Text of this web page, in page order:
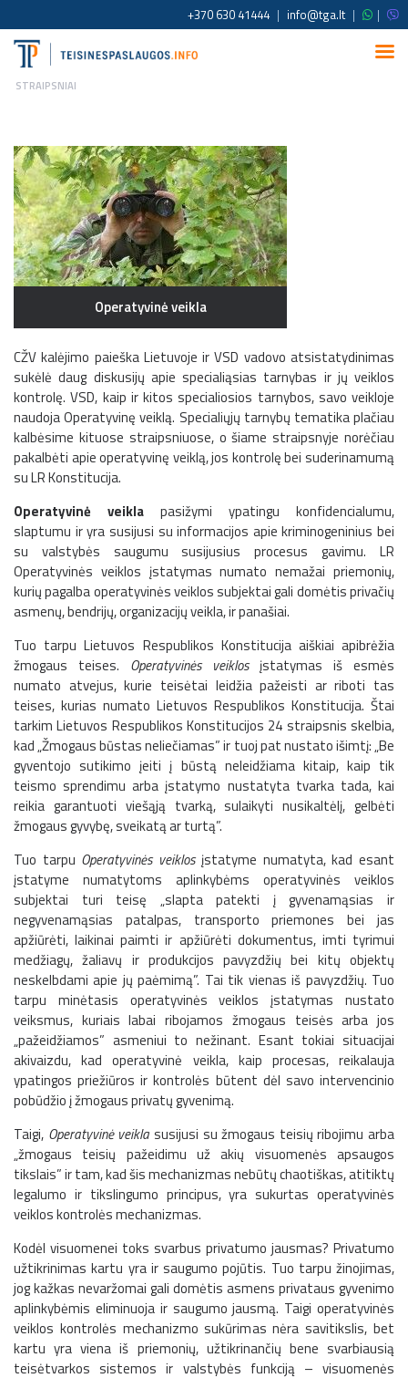
+370 630 41444 | info@tga.lt | |
STRAIPSNIAI
Operatyvinė veikla
CŽV kalėjimo paieška Lietuvoje ir VSD vadovo atsistatydinimas
sukėlė daug diskusijų apie specialiąsias tarnybas ir jų veiklos
kontrolę. VSD, kaip ir kitos specialiosios tarnybos, savo veikloje
naudoja Operatyvinę veiklą. Specialiųjų tarnybų tematika plačiau
kalbėsime kituose straipsniuose, o šiame straipsnyje norėčiau
pakalbėti apie operatyvinę veiklą, jos kontrolę bei suderinamumą
su LR Konstitucija.
Operatyvinė veikla pasižymi ypatingu konfidencialumu,
slaptumu ir yra susijusi su informacijos apie kriminogeninius bei
su valstybės saugumu susijusius procesus gavimu. LR
Operatyvinės veiklos įstatymas numato nemažai priemonių,
kurių pagalba operatyvinės veiklos subjektai gali domėtis privačių
asmenų, bendrijų, organizacijų veikla, ir panašiai.
Tuo tarpu Lietuvos Respublikos Konstitucija aiškiai apibrėžia
žmogaus teises. Operatyvinės veiklosįstatymas iš esmės
numato atvejus, kurie teisėtai leidžia pažeisti ar riboti tas
teises, kurias numato Lietuvos Respublikos Konstitucija. Štai
tarkim Lietuvos Respublikos Konstitucijos 24 straipsnis skelbia,
kad „Žmogaus būstas neliečiamas” ir tuoj pat nustato išimtį: „Be
gyventojo sutikimo įeiti į būstą neleidžiama kitaip, kaip tik
teismo sprendimu arba įstatymo nustatyta tvarka tada, kai
reikia garantuoti viešąją tvarką, sulaikyti nusikaltėlį, gelbėti
žmogaus gyvybę, sveikatą ar turtą”.
Tuo tarpu Operatyvinės veiklosįstatyme numatyta, kad esant
įstatyme numatytoms aplinkybėms operatyvinės veiklos
subjektai turi teisę „slapta patekti į gyvenamąsias ir
negyvenamąsias patalpas, transporto priemones bei jas
apžiūrėti, laikinai paimti ir apžiūrėti dokumentus, imti tyrimui
medžiagų, žaliavų ir produkcijos pavyzdžių bei kitų objektų
neskelbdami apie jų paėmimą”. Tai tik vienas iš pavyzdžių. Tuo
tarpu minėtasis operatyvinės veiklos įstatymas nustato
veiksmus, kuriais labai ribojamos žmogaus teisės arba jos
„pažeidžiamos” asmeniui to nežinant. Esant tokiai situacijai
akivaizdu, kad operatyvinė veikla, kaip procesas, reikalauja
ypatingos priežiūros ir kontrolės būtent dėl savo intervencinio
pobūdžio į žmogaus privatų gyvenimą.
Taigi, Operatyvinė veikla susijusi su žmogaus teisių ribojimu arba
„žmogaus teisių pažeidimu už akių visuomenės apsaugos
tikslais” ir tam, kad šis mechanizmas nebūtų chaotiškas, atitiktų
legalumo ir tikslingumo principus, yra sukurtas operatyvinės
veiklos kontrolės mechanizmas.
Kodėl visuomenei toks svarbus privatumo jausmas? Privatumo
užtikrinimas kartu yra ir saugumo pojūtis. Tuo tarpu žinojimas,
jog kažkas nevaržomai gali domėtis asmens privataus gyvenimo
aplinkybėmis eliminuoja ir saugumo jausmą. Taigi operatyvinės
veiklos kontrolės mechanizmo sukūrimas nėra savitikslis, bet
kartu yra viena iš priemonių, užtikrinančių bene svarbiausią
teisėtvarkos sistemos ir valstybės funkciją – visuomenės